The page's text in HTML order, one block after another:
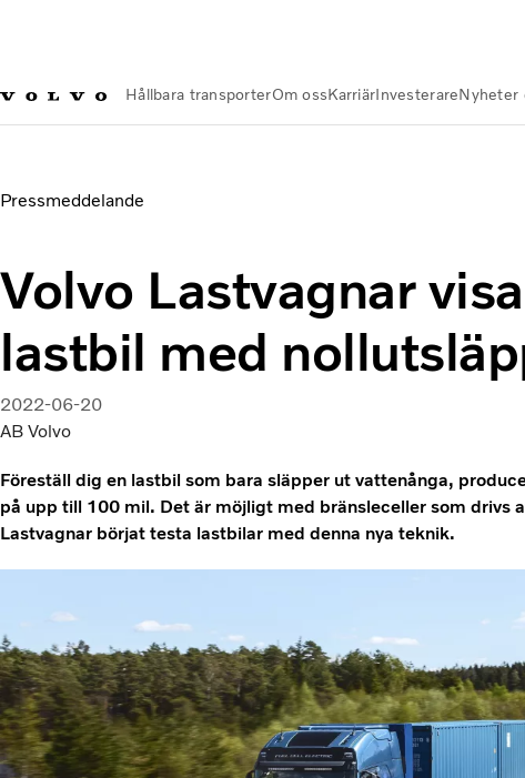
Hållbara transporterOm ossKarriärInvesterareNyheter
Pressmeddelande
Volvo Lastvagnar
lastbil med
2022-06-20
AB Volvo
Föreställ dig en lastbil som bara släpper ut vattenånga,
på upp till 100 mil. Det är möjligt med bränsleceller som drivs
Lastvagnar börjat testa lastbilar med denna nya teknik.